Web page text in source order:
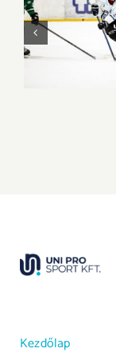
A BGE
aranyérmet
a 2026-
Jégkorong
Kezdőlap